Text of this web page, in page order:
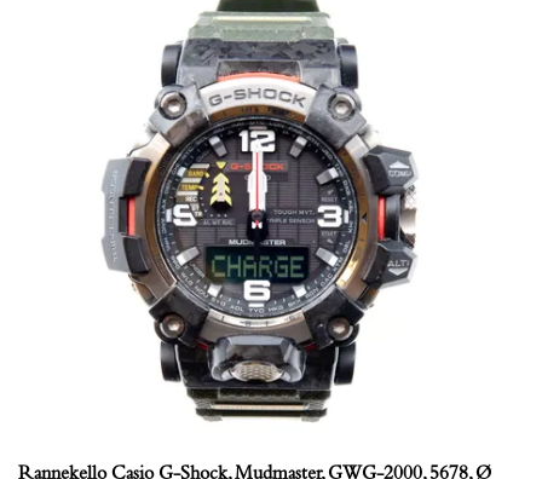
Rannekello Casio G-Shock, Mudmaster, GWG-2000, 5678, Ø